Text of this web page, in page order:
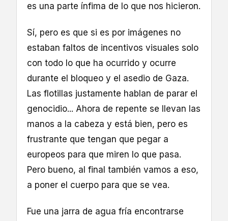
es una parte ínfima de lo que nos hicieron.
Sí, pero es que si es por imágenes no
estaban faltos de incentivos visuales solo
con todo lo que ha ocurrido y ocurre
durante el bloqueo y el asedio de Gaza.
Las flotillas justamente hablan de parar el
genocidio... Ahora de repente se llevan las
manos a la cabeza y está bien, pero es
frustrante que tengan que pegar a
europeos para que miren lo que pasa.
Pero bueno, al final también vamos a eso,
a poner el cuerpo para que se vea.
Fue una jarra de agua fría encontrarse